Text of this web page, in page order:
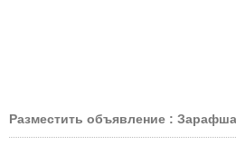
Разместить объявление :